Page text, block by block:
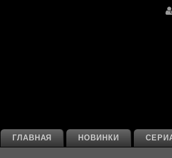
НОВИНКИ
ГЛАВНАЯ